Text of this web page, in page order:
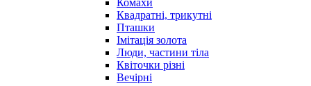
Квадратні, трикутні
Пташки
Імітація золота
Люди, частини тіла
Квіточки різні
Вечірні